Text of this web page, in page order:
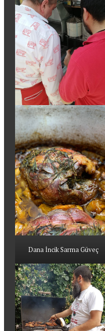
Dana İncik Sarma Güveç